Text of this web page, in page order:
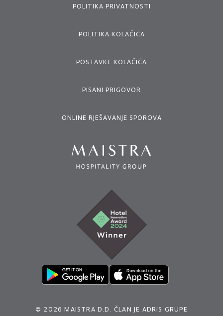
POLITIKA PRIVATNOSTI
POLITIKA KOLAČIĆA
POSTAVKE KOLAČIĆA
PISANI PRIGOVOR
ONLINE RJEŠAVANJE SPOROVA
© 2026 MAISTRA D.D. ČLAN JE ADRIS GRUPE